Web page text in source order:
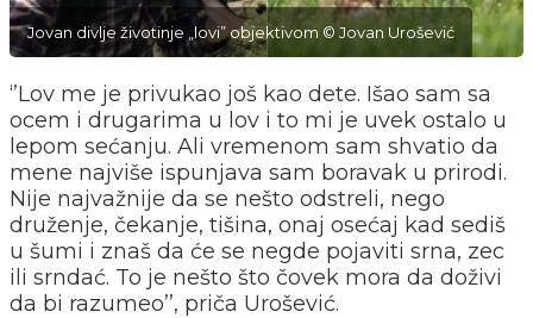
Jovan divlje životinje „lovi” objektivom © Jovan Urošević
‘’Lov me je privukao još kao dete. Išao sam sa
ocem i drugarima u lov i to mi je uvek ostalo u
lepom sećanju. Ali vremenom sam shvatio da
mene najviše ispunjava sam boravak u prirodi.
Nije najvažnije da se nešto odstreli, nego
druženje, čekanje, tišina, onaj osećaj kad sediš
u šumi i znaš da će se negde pojaviti srna, zec
ili srndać. To je nešto što čovek mora da doživi
da bi razumeo’’, priča Urošević.